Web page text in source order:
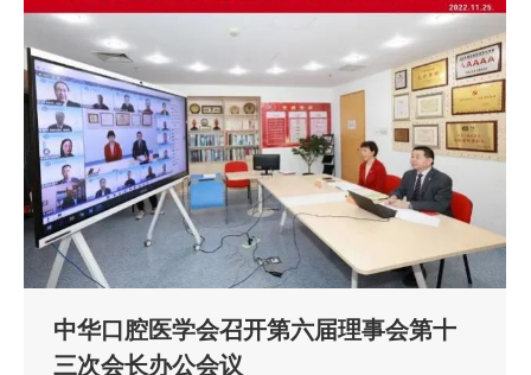
中华口腔医学会召开第六届理事会第十
三次会长办公会议